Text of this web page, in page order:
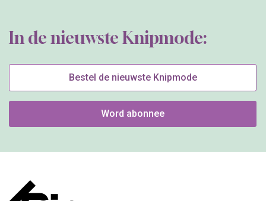
In de nieuwste Knipmode:
Bestel de nieuwste Knipmode
Word abonnee